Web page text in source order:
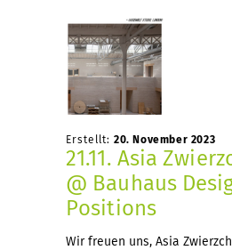
Erstellt: 20. November 2023
21.11. Asia
@ Bauhaus
Positions
Wir freuen uns, Asia